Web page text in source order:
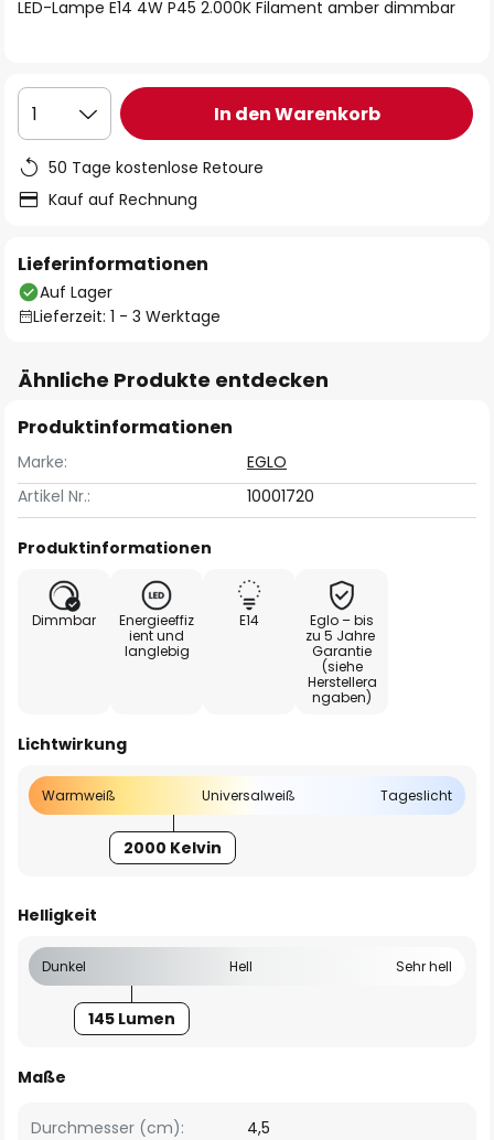
LED-Lampe E14 4W P45 2.000K Filament amber dimmbar
1 In den Warenkorb
50 Tage kostenlose Retoure
Kauf auf Rechnung
Lieferinformationen
Auf Lager
Lieferzeit: 1 - 3 Werktage
Ähnliche Produkte entdecken
Produktinformationen
Marke:
EGLO
Artikel Nr.:
10001720
Produktinformationen
Dimmbar
Energieeffiz
ient und
langlebig
E14
Eglo – bis
zu 5 Jahre
Garantie
(siehe
Herstellera
ngaben)
Lichtwirkung
Warmweiß Universalweiß Tageslicht
2000 Kelvin
Helligkeit
Dunkel Hell Sehr hell
145 Lumen
Maße
Durchmesser (cm): 4,5